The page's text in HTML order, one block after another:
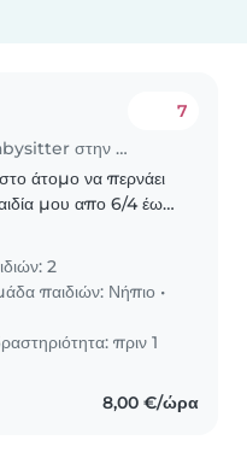
Δουλειά για babysitter στην περιοχή Περιβόλια
7
άτομο να περνάει
μου απο 6/4 έως
μέσα και έξω από το
εμένα
2
παιδιών: Νήπιο •
πριν 1
8,00 €/ώρα